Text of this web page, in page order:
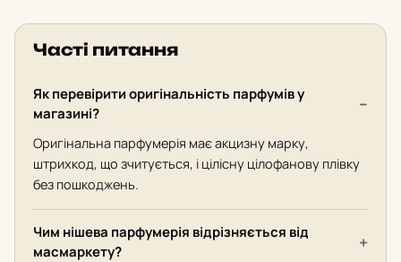
Часті питання
Як перевірити оригінальність парфумів у
магазині?
Оригінальна парфумерія має акцизну марку,
штрихкод, що зчитується, і цілісну цілофанову плівку
без пошкоджень.
Чим нішева парфумерія відрізняється від
масмаркету?